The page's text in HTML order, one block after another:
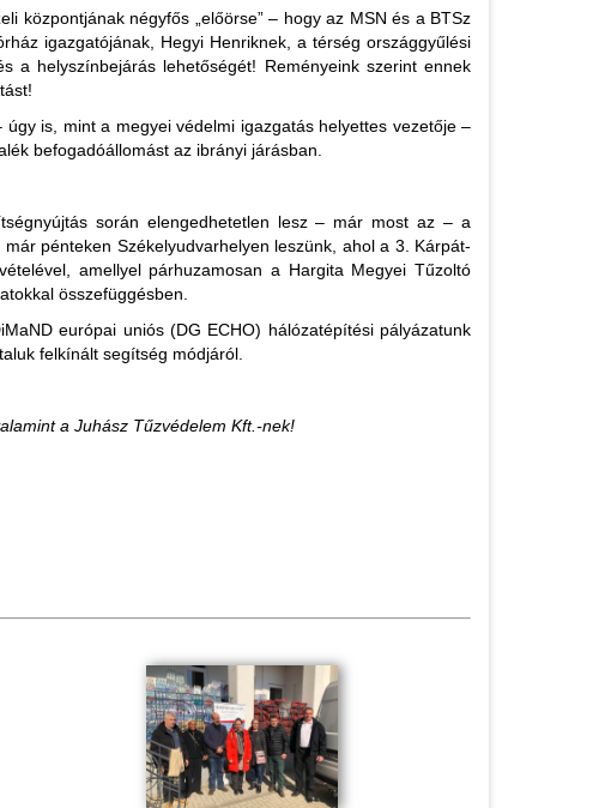
központjának négyfős „előörse” – hogy az MSN és a BTSz
igazgatójának, Hegyi Henriknek, a térség országgyűlési
a helyszínbejárás lehetőségét! Reményeink szerint ennek
is, mint a megyei védelmi igazgatás helyettes vezetője –
befogadóállomást az ibrányi járásban.
során elengedhetetlen lesz – már most az – a
pénteken Székelyudvarhelyen leszünk, ahol a 3. Kárpát-
amellyel párhuzamosan a Hargita Megyei Tűzoltó
összefüggésben.
európai uniós (DG ECHO) hálózatépítési pályázatunk
felkínált segítség módjáról.
a Juhász Tűzvédelem Kft.-nek!